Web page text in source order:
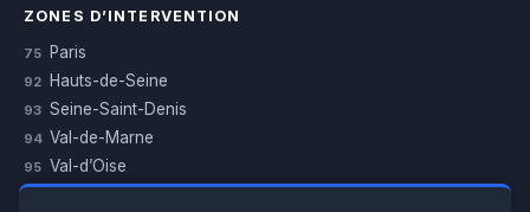
ZONES D’INTERVENTION
75 Paris
92 Hauts-de-Seine
93 Seine-Saint-Denis
94 Val-de-Marne
95 Val-d’Oise